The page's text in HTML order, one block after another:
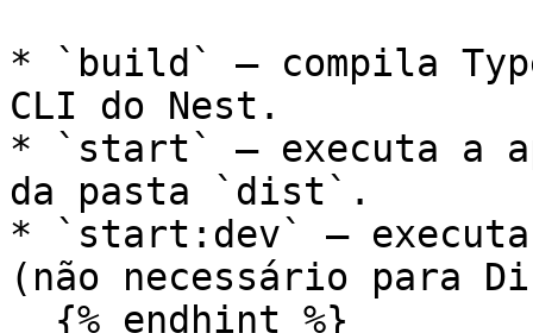
* `build` – compila
CLI do Nest.
* `start` – executa a
da pasta `dist`.
* `start:dev` – executa
(não necessário para